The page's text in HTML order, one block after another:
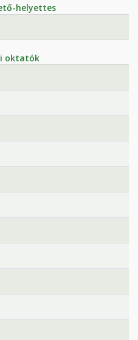
helyettes
oktatók